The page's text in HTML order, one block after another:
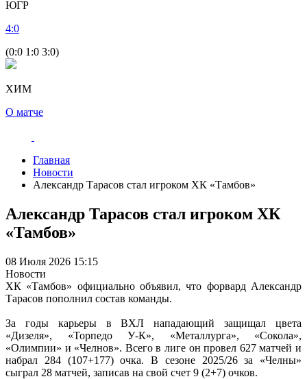
ЮГР
4:0
(0:0 1:0 3:0)
ХИМ
О матче
Главная
Новости
Александр Тарасов стал игроком ХК «Тамбов»
Александр Тарасов стал игроком ХК
«Тамбов»
08 Июля 2026 15:15
Новости
ХК «Тамбов» официально объявил, что форвард Александр
Тарасов пополнил состав команды.
За годы карьеры в ВХЛ нападающий защищал цвета
«Дизеля», «Торпедо У-К», «Металлурга», «Сокола»,
«Олимпии» и «Челнов». Всего в лиге он провел 627 матчей и
набрал 284 (107+177) очка. В сезоне 2025/26 за «Челны»
сыграл 28 матчей, записав на свой счет 9 (2+7) очков.